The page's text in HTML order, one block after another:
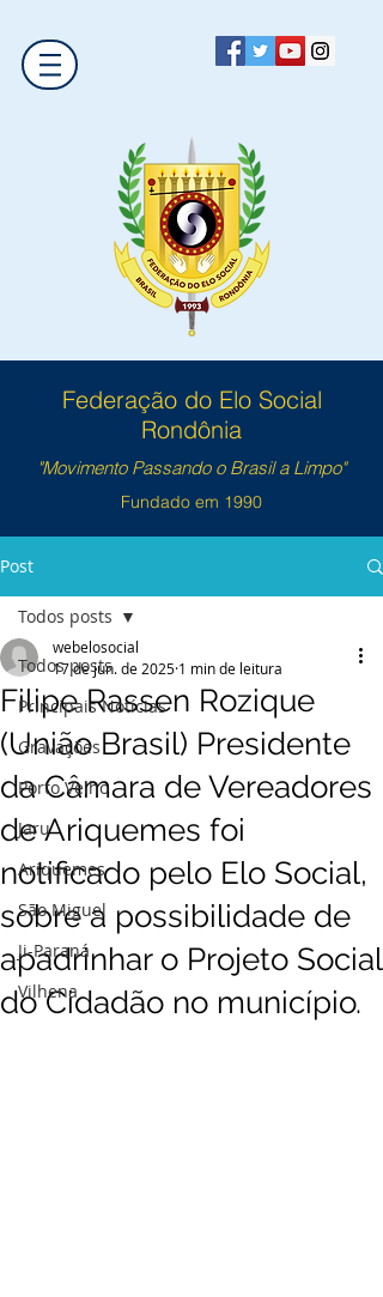
Federação do Elo Social
Rondônia
"Movimento Passando o Brasil a Limpo"
Fundado em 1990
Post
Todos posts
Principais Notícias
Gravações
Porto Velho
Jaru
Ariquemes
São Miguel
Ji-Paraná
Vilhena
Todos posts
Filipe Rassen Rozique
(União Brasil) Presidente
da Câmara de Vereadores
de Ariquemes foi
notificado pelo Elo Social,
sobre a possibilidade de
apadrinhar o Projeto Social
do Cidadão no município.
webelosocial
17 de jun. de 2025 1 min de leitura